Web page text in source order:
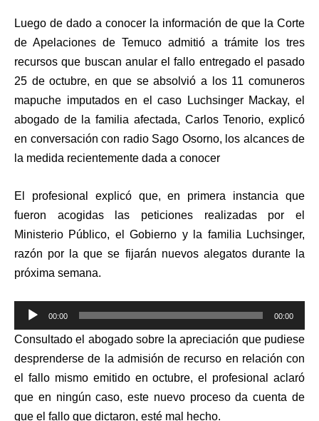
Luego de dado a conocer la información de que la Corte
de Apelaciones de Temuco admitió a trámite los tres
recursos que buscan anular el fallo entregado el pasado
25 de octubre, en que se absolvió a los 11 comuneros
mapuche imputados en el caso Luchsinger Mackay, el
abogado de la familia afectada, Carlos Tenorio, explicó
en conversación con radio Sago Osorno, los alcances de
la medida recientemente dada a conocer
El profesional explicó que, en primera instancia que
fueron acogidas las peticiones realizadas por el
Ministerio Público, el Gobierno y la familia Luchsinger,
razón por la que se fijarán nuevos alegatos durante la
próxima semana.
Reproductor
de
audio
00:00 00:00
Consultado el abogado sobre la apreciación que pudiese
desprenderse de la admisión de recurso en relación con
el fallo mismo emitido en octubre, el profesional aclaró
que en ningún caso, este nuevo proceso da cuenta de
que el fallo que dictaron, esté mal hecho.